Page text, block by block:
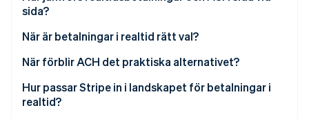
sida?
När är betalningar i realtid rätt val?
När förblir ACH det praktiska alternativet?
Hur passar Stripe in i landskapet för betalningar i
realtid?